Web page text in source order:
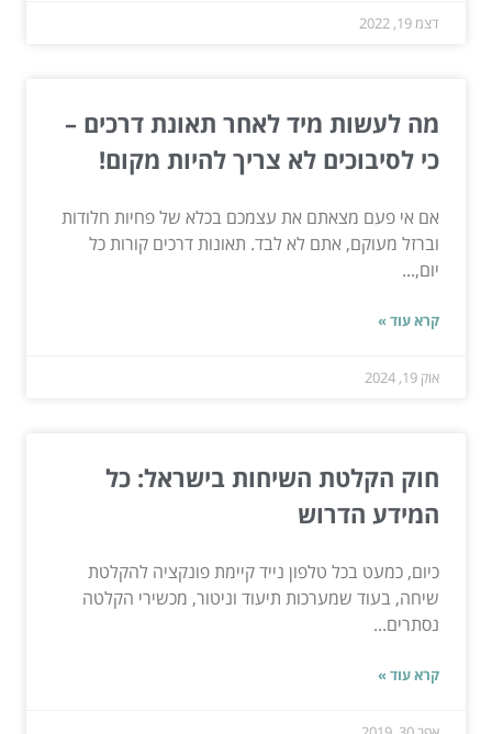
דצמ 19, 2022
מה לעשות מיד לאחר תאונת דרכים –
כי לסיבוכים לא צריך להיות מקום!
אם אי פעם מצאתם את עצמכם בכלא של פחיות חלודות
וברזל מעוקם, אתם לא לבד. תאונות דרכים קורות כל
יום,...
קרא עוד »
אוק 19, 2024
חוק הקלטת השיחות בישראל: כל
המידע הדרוש
כיום, כמעט בכל טלפון נייד קיימת פונקציה להקלטת
שיחה, בעוד שמערכות תיעוד וניטור, מכשירי הקלטה
נסתרים...
קרא עוד »